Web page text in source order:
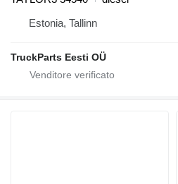
Estonia, Tallinn
TruckParts Eesti OÜ